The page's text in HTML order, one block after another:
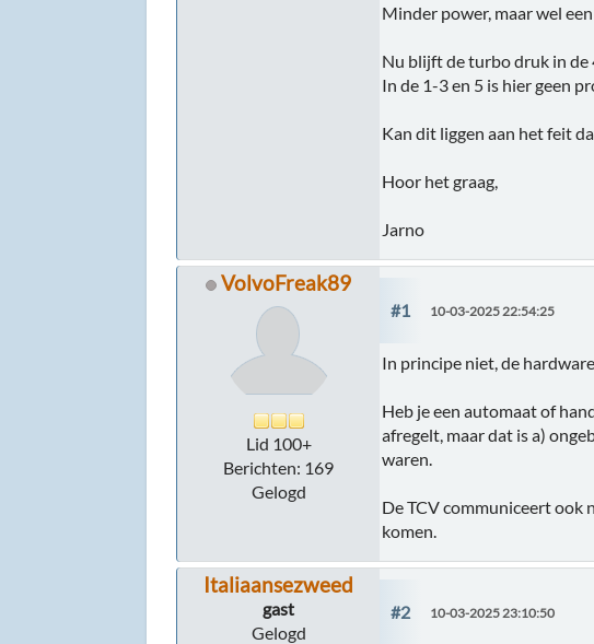
Minder power, maar wel
Nu blijft de turbo druk in de
In de 1-3 en 5 is hier geen
Kan dit liggen aan het feit
Hoor het graag,
Jarno
VolvoFreak89
Lid 100+
Berichten: 169
Gelogd
#1 10-03-2025 22:54:25
In principe niet, de
Heb je een automaat of
afregelt, maar dat is a)
waren.
De TCV communiceert ook
komen.
Italiaansezweed
gast
Gelogd
#2 10-03-2025 23:10:50